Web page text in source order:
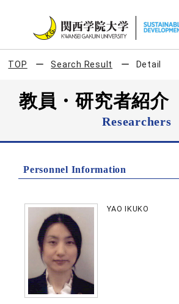
TOP Search Result Detail
教員・研究者紹介
Researchers
Personnel Information
YAO IKUKO